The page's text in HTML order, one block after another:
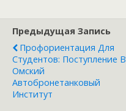
Предыдущая Запись
Профориентация Для
Студентов: Поступление В
Омский
Автобронетанковый
Институт